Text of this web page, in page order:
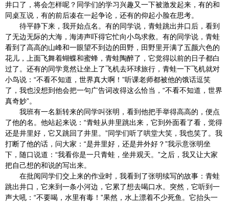
井口了，将会怎样呢？同学们的学习兴趣又一下被激发起来，有的和
同桌互说，有的前后凑在一起争论，还有的仰起小脸在思考。
待平静下来，我开始点名。有的同学说，青蛙跳出井口后，看到
了无边无际的大海，海涛声吓得它忙向小鸟求救。有的同学说，青蛙
看到了高高的山峰和一眼望不到边的田野，田野里开满了五颜六色的
花儿，上面飞舞着蝴蝶和蜜蜂，青蛙陶醉了，它觉得以前的日子都白
过了。还有的同学竟然让坐上了飞机去环球旅行，青蛙一下飞机就对
小鸟说：“不看不知道，世界真大啊！”听课老师都被他的饿话逗笑
了，我也没想到他会把一句广告词改得这么恰当，“不看不知道，世界
真奇妙”。
我班有一名新转来的同学叫张明，看到他把手举得高高的，便点
了他的名。他站起来说：“青蛙从井里跳出来，它到外面看了看，觉得
还是井里好，它又跳回了井里。”同学们听了哄堂大笑，我也笑了。我
打断了他的话，问大家：“是井里好，还是井外好？”我示意张明坐
下，随口说道：“我看你是一只青蛙，坐井观天。”之后，我又让大家
把自己想的和说的写出来。
在批阅同学们交上来的作业时，我看到了张明续写的故事：青蛙
跳出井口，它来到一条小河边，它累了想去喝口水。突然，它听到一
声大吼：“不要喝，水里有毒！”果然，水上漂着不少死鱼。它抬头一